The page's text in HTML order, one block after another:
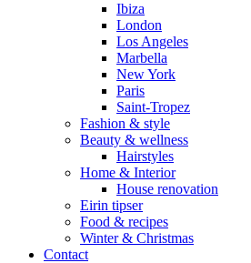
Ibiza
London
Los Angeles
Marbella
New York
Paris
Saint-Tropez
Fashion & style
Beauty & wellness
Hairstyles
Home & Interior
House renovation
Eirin tipser
Food & recipes
Winter & Christmas
Contact